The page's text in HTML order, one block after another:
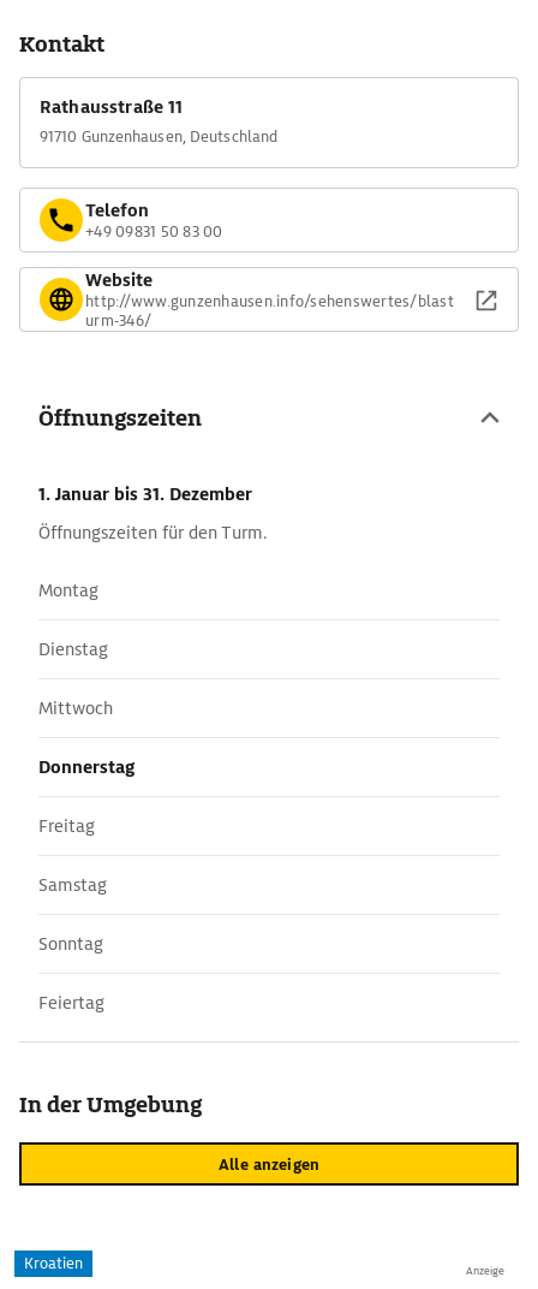
Kontakt
Rathausstraße 11
91710 Gunzenhausen, Deutschland
Telefon
+49 09831 50 83 00
Website
http://www.gunzenhausen.info/sehenswertes/blast
urm-346/
Öffnungszeiten
1. Januar bis 31. Dezember
Öffnungszeiten für den Turm.
Montag
Dienstag
Mittwoch
Donnerstag
Freitag
Samstag
Sonntag
Feiertag
In der Umgebung
Alle anzeigen
Anzeige
Kroatien